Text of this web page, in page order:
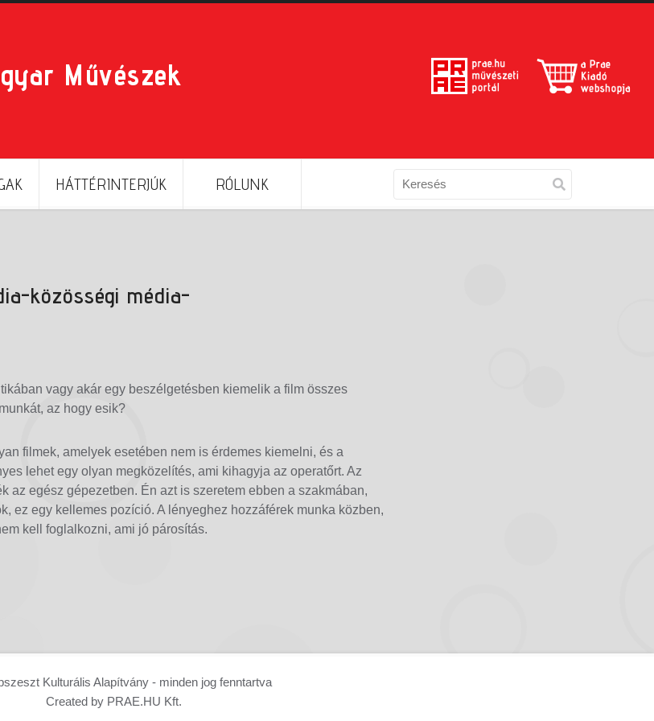
Művészek
HÁTTÉRINTERJÚK RÓLUNK
közösségi média-
vagy akár egy beszélgetésben kiemelik a film összes
az hogy esik?
filmek, amelyek esetében nem is érdemes kiemelni, és a
lehet egy olyan megközelítés, ami kihagyja az operatőrt. Az
az egész gépezetben. Én azt is szeretem ebben a szakmában,
ez egy kellemes pozíció. A lényeghez hozzáférek munka közben,
kell foglalkozni, ami jó párosítás.
Kulturális Alapítvány - minden jog fenntartva
Created by PRAE.HU Kft.